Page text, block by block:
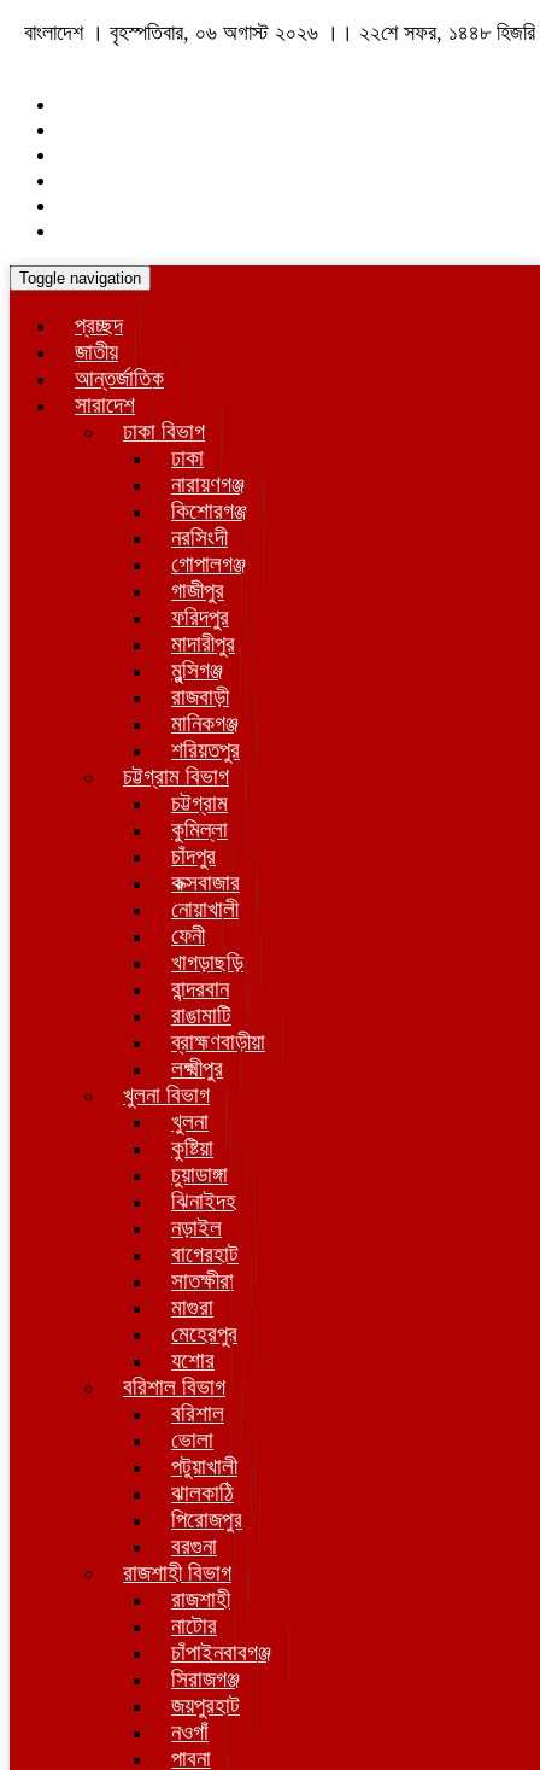
বাংলাদেশ । বৃহস্পতিবার, ০৬ অগাস্ট ২০২৬ ।। ২২শে সফর, ১৪৪৮ হিজরি
Toggle navigation
প্রচ্ছদ
জাতীয়
আন্তর্জাতিক
সারাদেশ
ঢাকা বিভাগ
ঢাকা
নারায়ণগঞ্জ
কিশোরগঞ্জ
নরসিংদী
গোপালগঞ্জ
গাজীপুর
ফরিদপুর
মাদারীপুর
মুন্সিগঞ্জ
রাজবাড়ী
মানিকগঞ্জ
শরিয়তপুর
চট্টগ্রাম বিভাগ
চট্টগ্রাম
কুমিল্লা
চাঁদপুর
কক্সবাজার
নোয়াখালী
ফেনী
খাগড়াছড়ি
বান্দরবান
রাঙামাটি
ব্রাহ্মণবাড়ীয়া
লক্ষ্মীপুর
খুলনা বিভাগ
খুলনা
কুষ্টিয়া
চুয়াডাঙ্গা
ঝিনাইদহ
নড়াইল
বাগেরহাট
সাতক্ষীরা
মাগুরা
মেহেরপুর
যশোর
বরিশাল বিভাগ
বরিশাল
ভোলা
পটুয়াখালী
ঝালকাঠি
পিরোজপুর
বরগুনা
রাজশাহী বিভাগ
রাজশাহী
নাটোর
চাঁপাইনবাবগঞ্জ
সিরাজগঞ্জ
জয়পুরহাট
নওগাঁ
পাবনা